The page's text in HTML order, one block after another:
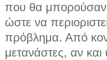
που θα
ώστε να
πρόβλημα. Από
μετανάστες, αν